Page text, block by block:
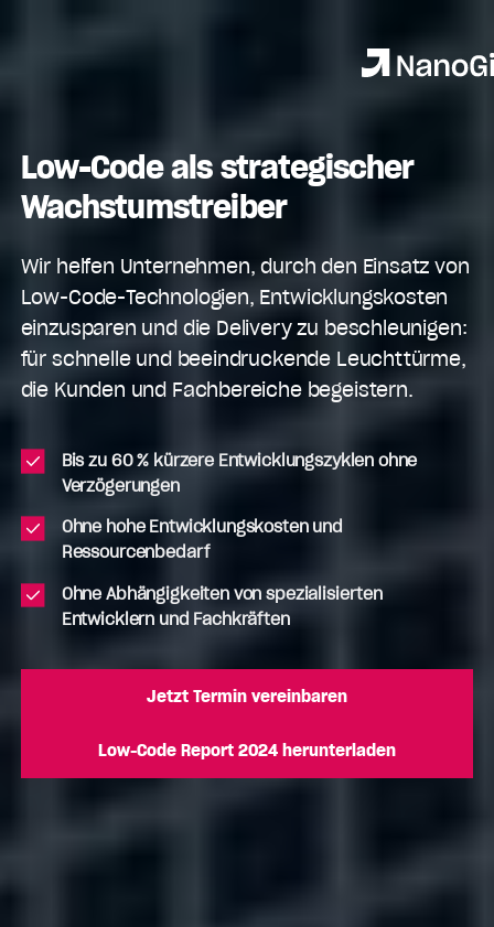
Low-Code als strategischer
Wachstumstreiber
Wir helfen Unternehmen, durch den Einsatz von
Low-Code-Technologien, Entwicklungskosten
einzusparen und die Delivery zu beschleunigen:
für schnelle und beeindruckende Leuchttürme,
die Kunden und Fachbereiche begeistern.
Bis zu 60 % kürzere Entwicklungszyklen ohne
Verzögerungen
Ohne hohe Entwicklungskosten und
Ressourcenbedarf
Ohne Abhängigkeiten von spezialisierten
Entwicklern und Fachkräften
Jetzt Termin vereinbaren
Low-Code Report 2024 herunterladen